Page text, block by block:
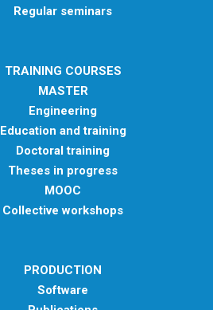
Regular seminars
TRAINING COURSES
MASTER
Engineering
Education and training
Doctoral training
Theses in progress
MOOC
Collective workshops
PRODUCTION
Software